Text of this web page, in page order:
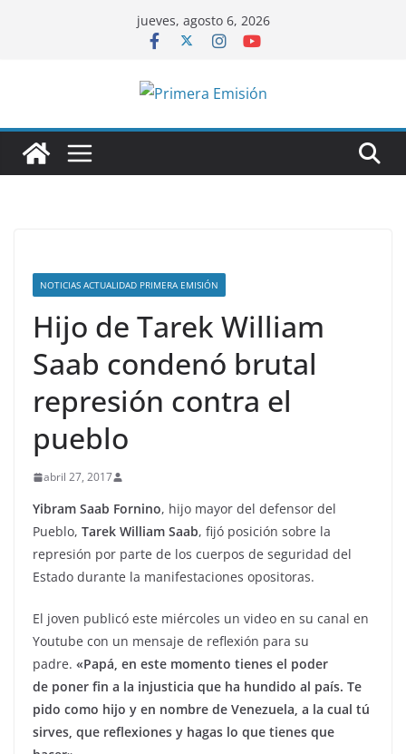
jueves, agosto 6, 2026
NOTICIAS ACTUALIDAD PRIMERA EMISIÓN
Hijo de Tarek William
Saab condenó brutal
represión contra el
pueblo
abril 27, 2017
Yibram Saab Fornino, hijo mayor del defensor del
Pueblo, Tarek William Saab, fijó posición sobre la
represión por parte de los cuerpos de seguridad del
Estado durante la manifestaciones opositoras.
El joven publicó este miércoles un video en su canal en
Youtube con un mensaje de reflexión para su
padre. «Papá, en este momento tienes el poder
de poner fin a la injusticia que ha hundido al país. Te
pido como hijo y en nombre de Venezuela, a la cual tú
sirves, que reflexiones y hagas lo que tienes que